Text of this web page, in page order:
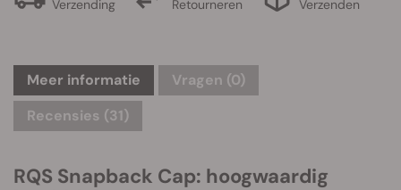
Verzending
Retourneren
Verzenden
Meer informatie Vragen (0)
Recensies (31)
RQS Snapback Cap: hoogwaardig